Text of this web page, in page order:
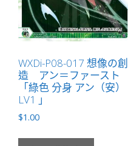
WXDi-P08-017 想像の創
造 アン＝ファースト
「綠色 分身 アン（安）
LV1 」
$1.00